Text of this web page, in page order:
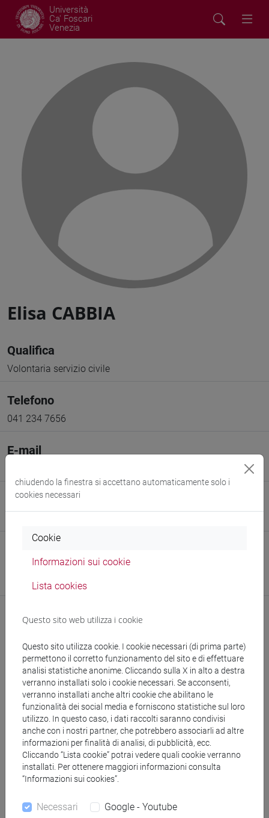
Università
Ca' Foscari
Venezia
Elisa CABBIA
Qualifica
Volontaria servizio civile
Telefono
041 234 7656
E-mail
Sito web
Biblioteca di Area Economica (BEC)
Sito web struttura:https://www.unive.it/bec
segui il feed
Cerca nel sito
Ricerca persone
chiudendo la finestra si accettano automaticamente solo i
cookies necessari
Cookie
Informazioni sui cookie
Lista cookies
Questo sito web utilizza i cookie
Questo sito utilizza cookie. I cookie necessari (di prima parte)
permettono il corretto funzionamento del sito e di effettuare
analisi statistiche anonime. Cliccando sulla X in alto a destra
verranno installati solo i cookie necessari. Se acconsenti,
verranno installati anche altri cookie che abilitano le
funzionalità dei social media e forniscono statistiche sul loro
utilizzo. In questo caso, i dati raccolti saranno condivisi
anche con i nostri partner, che potrebbero associarli ad altre
informazioni per finalità di analisi, di pubblicità, ecc.
Cliccando “Lista cookie” potrai vedere quali cookie verranno
installati. Per ottenere maggiori informazioni consulta
“Informazioni sui cookies”.
Necessari Google - Youtube